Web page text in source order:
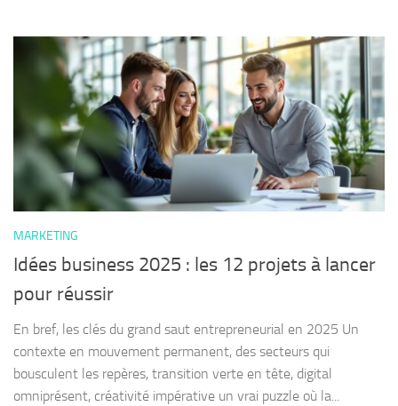
MARKETING
Idées business 2025 : les 12 projets à lancer
pour réussir
En bref, les clés du grand saut entrepreneurial en 2025 Un
contexte en mouvement permanent, des secteurs qui
bousculent les repères, transition verte en tête, digital
omniprésent, créativité impérative un vrai puzzle où la...